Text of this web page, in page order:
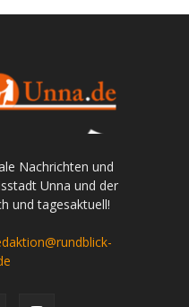
Nachrichten und
Unna und der
und tagesaktuell!